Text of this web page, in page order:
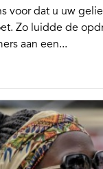
voor dat u uw
Zo luidde de
aan een...